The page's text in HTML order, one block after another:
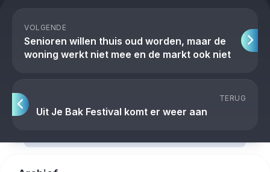
VOLGENDE
Senioren willen thuis oud worden, maar de
woning werkt niet mee en de markt ook niet
TERUG
Uit Je Bak Festival komt er weer aan